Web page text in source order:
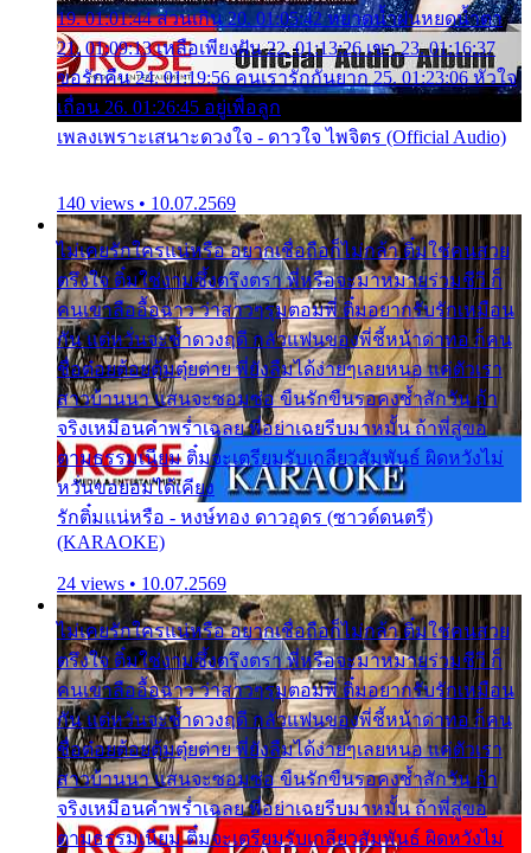
19. 01:01:44 ส่วนเกิน 20. 01:05:42 หยาดน้ำฝนหยดน้ำตา
21. 01:09:13 เหลือเพียงฝัน 22. 01:13:26 เขา 23. 01:16:37
ขอรักคืน 24. 01:19:56 คนเรารักกันยาก 25. 01:23:06 หัวใจ
เถื่อน 26. 01:26:45 อยู่เพื่อลูก
เพลงเพราะเสนาะดวงใจ - ดาวใจ ไพจิตร (Official Audio)
140 views • 10.07.2569
ไม่เคยรักใครแน่หรือ อยากเชื่อถือก็ไม่กล้า ติ๋มใช่คนสวย
ตรึงใจ ติ๋มใช่งามซึ้งตรึงตรา พี่หรือจะมาหมายร่วมชีวี ก็
คนเขาลืออื้อฉาว ว่าสาวๆรุมตอมพี่ ติ๋มอยากรับรักเหมือน
กัน แต่หวั่นจะช้ำดวงฤดี กลัวแฟนของพี่ชี้หน้าด่าทอ ก็คน
ชื่อต๋อยต้อยตุ้มตุ๋ยต่าย พี่ยังลืมได้ง่ายๆเลยหนอ แค่ตัวเรา
สาวบ้านนา แสนจะซอมซ่อ ขืนรักขืนรอคงช้ำสักวัน ถ้า
จริงเหมือนคำพร่ำเฉลย พี่อย่าเฉยรีบมาหมั้น ถ้าพี่สู่ขอ
ตามธรรมเนียม ติ๋มจะเตรียมรับเกลียวสัมพันธ์ ผิดหวังไม่
หวั่นขอยอมได้เคียง
รักติ๋มแน่หรือ - หงษ์ทอง ดาวอุดร (ซาวด์ดนตรี)
(KARAOKE)
24 views • 10.07.2569
ไม่เคยรักใครแน่หรือ อยากเชื่อถือก็ไม่กล้า ติ๋มใช่คนสวย
ตรึงใจ ติ๋มใช่งามซึ้งตรึงตรา พี่หรือจะมาหมายร่วมชีวี ก็
คนเขาลืออื้อฉาว ว่าสาวๆรุมตอมพี่ ติ๋มอยากรับรักเหมือน
กัน แต่หวั่นจะช้ำดวงฤดี กลัวแฟนของพี่ชี้หน้าด่าทอ ก็คน
ชื่อต๋อยต้อยตุ้มตุ๋ยต่าย พี่ยังลืมได้ง่ายๆเลยหนอ แค่ตัวเรา
สาวบ้านนา แสนจะซอมซ่อ ขืนรักขืนรอคงช้ำสักวัน ถ้า
จริงเหมือนคำพร่ำเฉลย พี่อย่าเฉยรีบมาหมั้น ถ้าพี่สู่ขอ
ตามธรรมเนียม ติ๋มจะเตรียมรับเกลียวสัมพันธ์ ผิดหวังไม่